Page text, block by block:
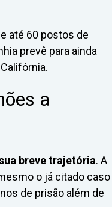
até 60 postos de
prevê para ainda
a
breve trajetória. A
o já citado caso
de prisão além de